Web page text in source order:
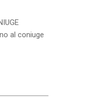
al coniuge